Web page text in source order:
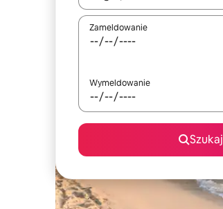
Zameldowanie
Wymeldowanie
Szukaj